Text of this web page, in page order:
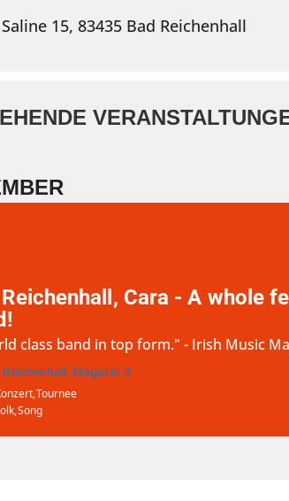
15, 83435 Bad Reichenhall
Cara - A whole
class band in top form." - Irish Music
Reichenhall, Magazin 3
Tournee
Song